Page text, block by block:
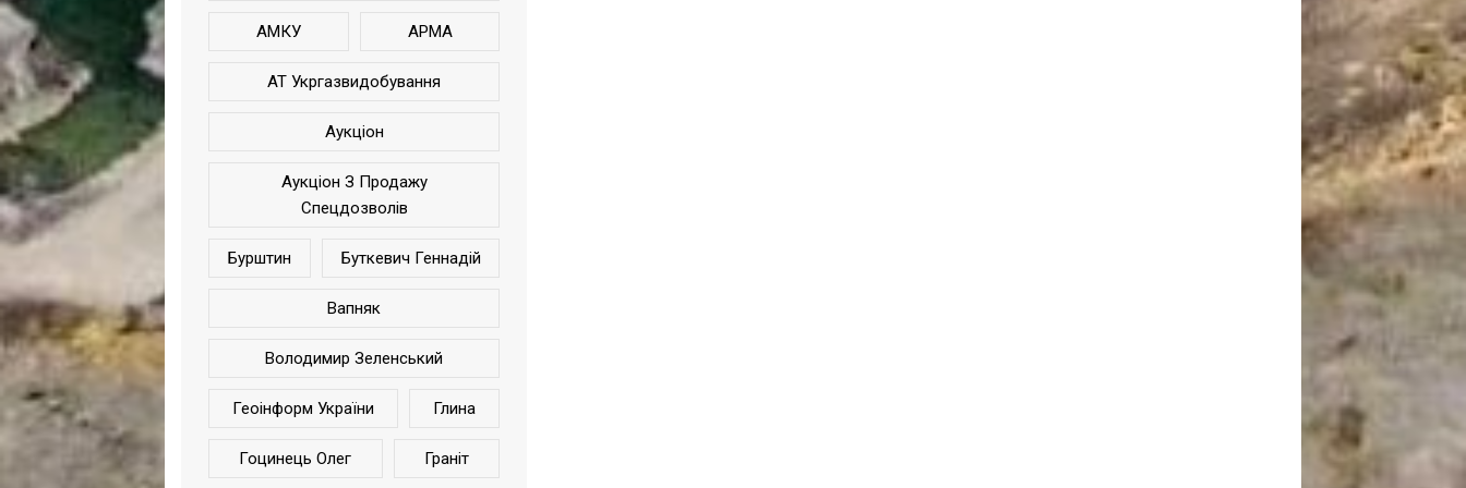
АМКУ АРМА
АТ Укргазвидобування
Аукціон
Аукціон З Продажу
Спецдозволів
Бурштин Буткевич Геннадій
Вапняк
Володимир Зеленський
Геоінформ України Глина
Гоцинець Олег Граніт